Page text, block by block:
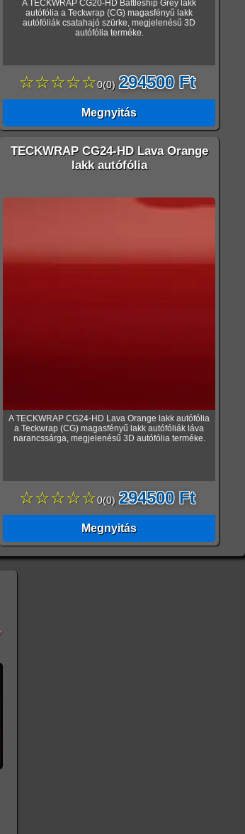
A TECKWRAP CG20-HD Battleship Grey lakk
autófólia a Teckwrap (CG) magasfényű lakk
autófóliák csatahajó szürke, megjelenésű 3D
autófólia terméke.
☆☆☆☆☆0(0) 294500 Ft
Megnyitás
TECKWRAP CG24-HD Lava Orange
lakk autófólia
A TECKWRAP CG24-HD Lava Orange lakk autófólia
a Teckwrap (CG) magasfényű lakk autófóliák láva
narancssárga, megjelenésű 3D autófólia terméke.
☆☆☆☆☆0(0) 294500 Ft
Megnyitás